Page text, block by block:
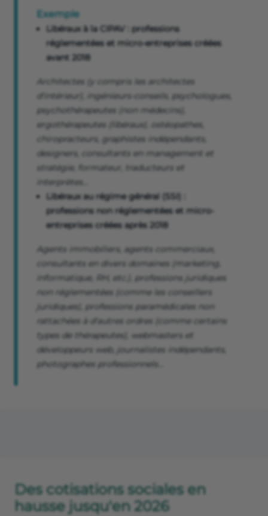
Exemple
Libéraux à la CIPAV : professions
réglementées et micro-entreprises créées
avant 2018
Architectes (y compris les architectes
d'intérieur), ingénieurs-conseils, psychologues,
psychothérapeutes (non médecins),
ergothérapeutes (libéraux), ostéopathes,
chiropracteurs, graphistes indépendants,
designers, consultants en management et
stratégie, formateur, traducteurs et
interprètes…
Libéraux au régime général (SSI) :
professions non réglementées et micro-
entreprises créées après 2018
Agents immobiliers, agents commerciaux,
consultants en divers domaines (marketing,
informatique, RH, etc.), professions juridiques
non réglementées (comme les conseillers
juridiques), professions paramédicales non
rattachées à d'autres ordres (comme certains
types de thérapeutes), webmasters et
développeurs web, journalistes indépendants,
photographes professionnels…
Des cotisations sociales en
hausse jusqu'en 2026